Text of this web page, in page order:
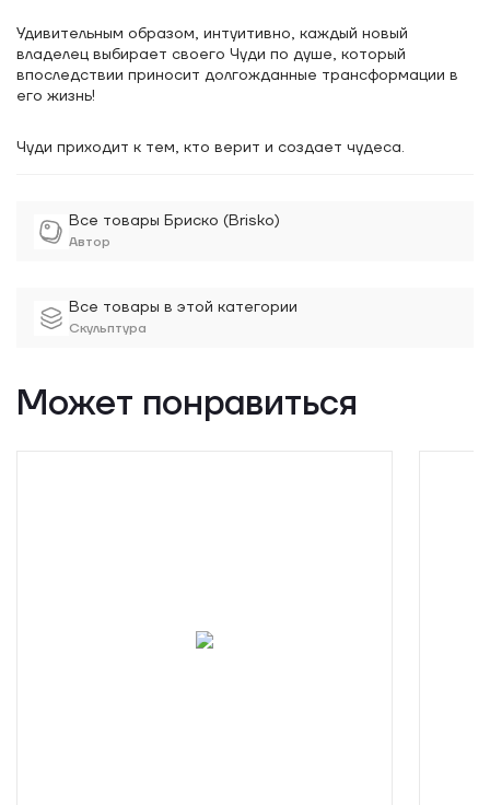
Все товары Бриско (Brisko)
Автор
Все товары в этой категории
Скульптура
Удивительным образом, интуитивно, каждый новый
владелец выбирает своего Чуди по душе, который
впоследствии приносит долгожданные трансформации в
его жизнь!
Чуди приходит к тем, кто верит и создает чудеса.
Может понравиться